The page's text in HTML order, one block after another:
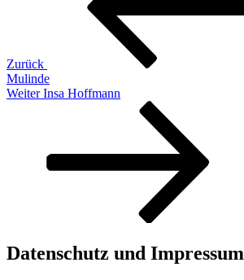
Zurück
Mulinde
Nächster
Weiter Insa Hoffmann
Datenschutz und Impressum